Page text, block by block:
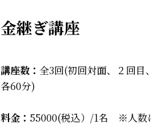
金継ぎ講座
講座数： 全3回(初回対面、２回目
各60分)
料金： 55000(税込）/1名 ※人数